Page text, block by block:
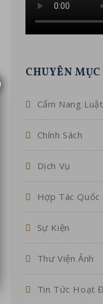
CHUYÊN MỤC
Cẩm Nang Luật
Chính Sách
Dịch Vụ
Hợp Tác Quốc
Sự Kiện
Thư Viện Ảnh
Tin Tức Hoạt